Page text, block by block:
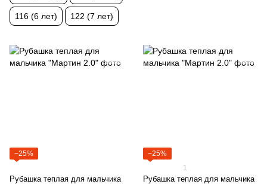
116 (6 лет) 122 (7 лет)
−25%
Рубашка теплая для мальчика
−25%
1
Рубашка теплая для мальчика